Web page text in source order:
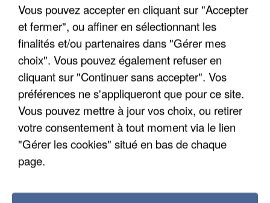
LES DONNÉES DE 300 000 CLIENTS DÉROBÉES À
INTERMARCHÉ APRÈS UNE...
Vous pouvez accepter en cliquant sur "Accepter
et fermer", ou affiner en sélectionnant les
finalités et/ou partenaires dans "Gérer mes
choix". Vous pouvez également refuser en
cliquant sur "Continuer sans accepter". Vos
préférences ne s'appliqueront que pour ce site.
Vous pouvez mettre à jour vos choix, ou retirer
votre consentement à tout moment via le lien
"Gérer les cookies" situé en bas de chaque
page.